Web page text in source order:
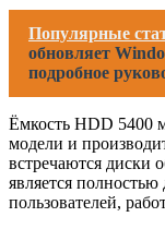
Популярные
обновляет
подробное
Ёмкость HDD 5400
модели и
встречаются диски
является
пользователей,